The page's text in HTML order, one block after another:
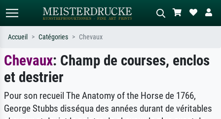
Recherche standard Recherche d'images IA
Recherchez par artiste, titre ou style –
ex. Monet, Nuit étoilée,
impressionnisme, vague de Hokusai,
nu.
tableau sombre, nu debout près d'un
arbre.
Accueil Catégories Chevaux
Chevaux: Champ de courses, enclos
et destrier
Pour son recueil The Anatomy of the Horse de 1766,
George Stubbs disséqua des années durant de véritables